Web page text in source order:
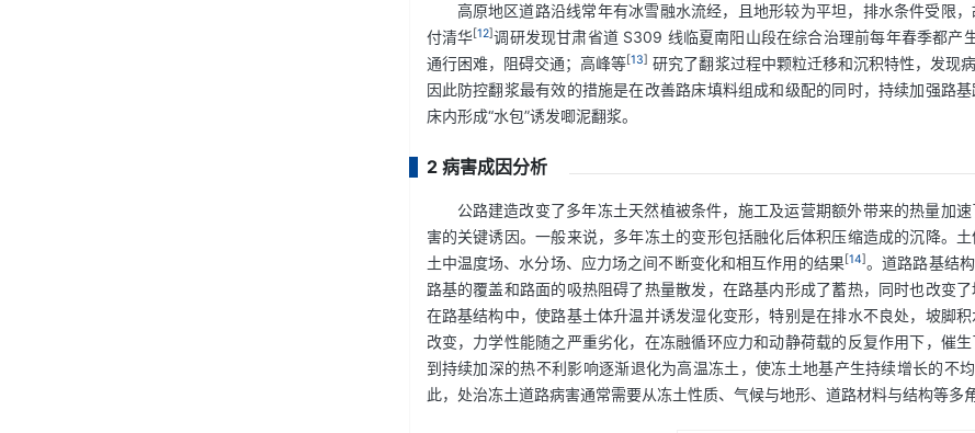
高原地区道路沿线常年有冰雪融水流经，且地形较为平坦，排水条件受限
付清华[12]调研发现甘肃省道 S309 线临夏南阳山段在综合治理前每年春季都
通行困难，阻碍交通；高峰等[13] 研究了翻浆过程中颗粒迁移和沉积特性，发现
因此防控翻浆最有效的措施是在改善路床填料组成和级配的同时，持续加强路
床内形成“水包”诱发唧泥翻浆。
2 病害成因分析
公路建造改变了多年冻土天然植被条件，施工及运营期额外带来的热量加
害的关键诱因。一般来说，多年冻土的变形包括融化后体积压缩造成的沉降。
土中温度场、水分场、应力场之间不断变化和相互作用的结果[14]。道路路基结
路基的覆盖和路面的吸热阻碍了热量散发，在路基内形成了蓄热，同时也改变
在路基结构中，使路基土体升温并诱发湿化变形，特别是在排水不良处，坡脚
改变，力学性能随之严重劣化，在冻融循环应力和动静荷载的反复作用下，催
到持续加深的热不利影响逐渐退化为高温冻土，使冻土地基产生持续增长的不
此，处治冻土道路病害通常需要从冻土性质、气候与地形、道路材料与结构等多